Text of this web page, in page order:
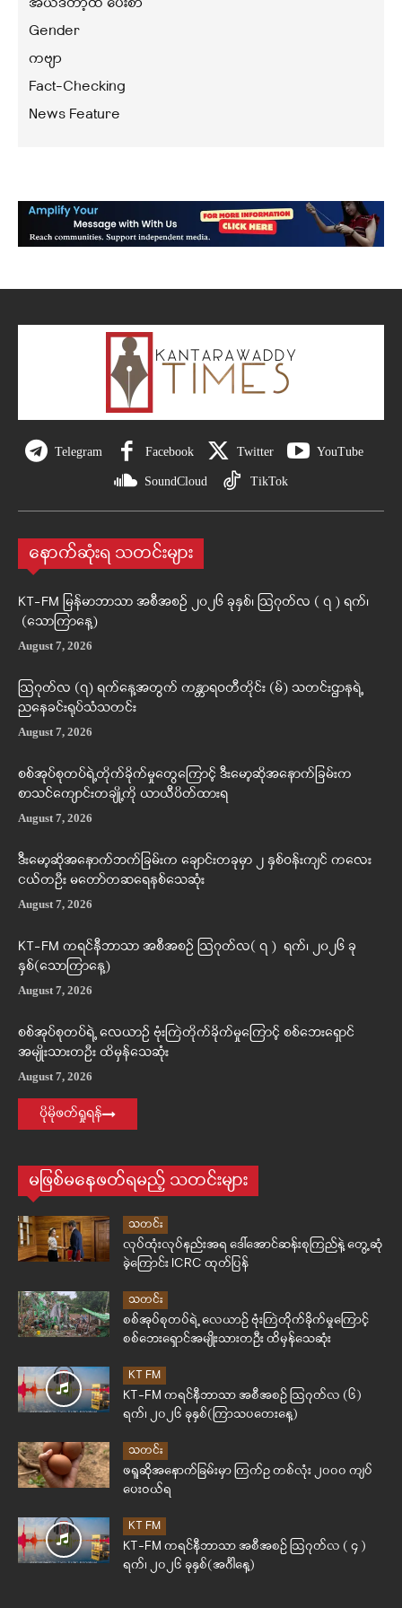
Gender
ကဗျာ
Fact-Checking
News Feature
Telegram Facebook Twitter YouTube
SoundCloud TikTok
နောက်ဆုံးရ သတင်းများ
KT-FM မြန်မာဘာသာ အစီအစဉ် ၂၀၂၆ ခုနှစ်၊ ဩဂုတ်လ ( ၇ ) ရက်၊
(သောကြာနေ့)
August 7, 2026
ဩဂုတ်လ (၇) ရက်နေ့အတွက် ကန္တာရဝတီတိုင်း (မ်) သတင်းဌာနရဲ့
ညနေခင်းရုပ်သံသတင်း
August 7, 2026
စစ်အုပ်စုတပ်ရဲ့တိုက်ခိုက်မှုတွေကြောင့် ဒီးမော့ဆိုအနောက်ခြမ်းက
စာသင်ကျောင်းတချို့ကို ယာယီပိတ်ထားရ
August 7, 2026
ဒီးမော့ဆိုအနောက်ဘက်ခြမ်းက ချောင်းတခုမှာ ၂ နှစ်ဝန်းကျင် ကလေး
ငယ်တဦး မတော်တဆရေနစ်သေဆုံး
August 7, 2026
KT-FM ကရင်နီဘာသာ အစီအစဉ် ဩဂုတ်လ( ၇ ) ရက်၊ ၂၀၂၆ ခု
နှစ်(သောကြာနေ့)
August 7, 2026
စစ်အုပ်စုတပ်ရဲ့ လေယာဉ် ဗုံးကြဲတိုက်ခိုက်မှုကြောင့် စစ်ဘေးရှောင်
အမျိုးသားတဦး ထိမှန်သေဆုံး
August 7, 2026
ပိုမိုဖတ်ရှုရန်
မဖြစ်မနေဖတ်ရမည့် သတင်းများ
သတင်း
လုပ်ထုံးလုပ်နည်းအရ ဒေါ်အောင်ဆန်းစုကြည်နဲ့ တွေ့ဆုံ
ခဲ့ကြောင်း ICRC ထုတ်ပြန်
သတင်း
စစ်အုပ်စုတပ်ရဲ့ လေယာဉ် ဗုံးကြဲတိုက်ခိုက်မှုကြောင့်
စစ်ဘေးရှောင်အမျိုးသားတဦး ထိမှန်သေဆုံး
KT FM
KT-FM ကရင်နီဘာသာ အစီအစဉ် ဩဂုတ်လ (၆)
ရက်၊ ၂၀၂၆ ခုနှစ်(ကြာသပတေးနေ့)
သတင်း
ဖရူဆိုအနောက်ခြမ်းမှာ ကြက်ဥ တစ်လုံး ၂၀၀၀ ကျပ်
ပေးဝယ်ရ
KT FM
KT-FM ကရင်နီဘာသာ အစီအစဉ် ဩဂုတ်လ ( ၄ )
ရက်၊ ၂၀၂၆ ခုနှစ်(အင်္ဂါနေ့)